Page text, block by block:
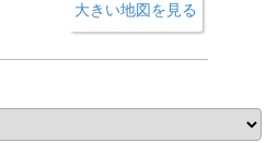
大きい地図を見る